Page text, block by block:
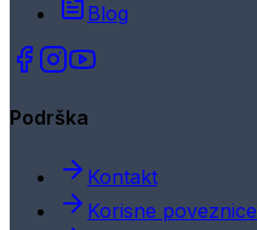
Blog
Podrška
Kontakt
Korisne poveznice